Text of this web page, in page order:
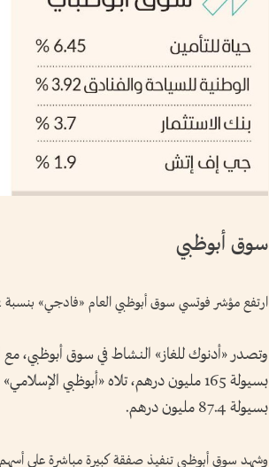
سوق أبوظبي
ارتفع مؤشر فوتسي سوق أبوظبي العام «فادجي» بنسبة 0.22% إلى 9809.64 نقاط.
وتصدر «أدنوك للغاز» النشاط في سوق أبوظبي،
بسيولة 87.4 مليون درهم.